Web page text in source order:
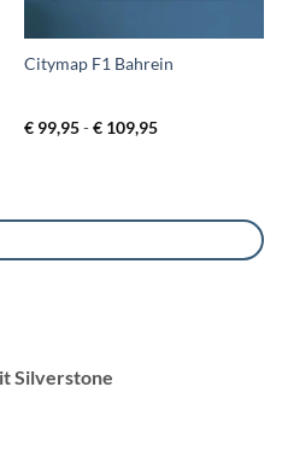
Citymap F1 Bahrein
€99,95 - €109,95Prijsklasse:
Silverstone